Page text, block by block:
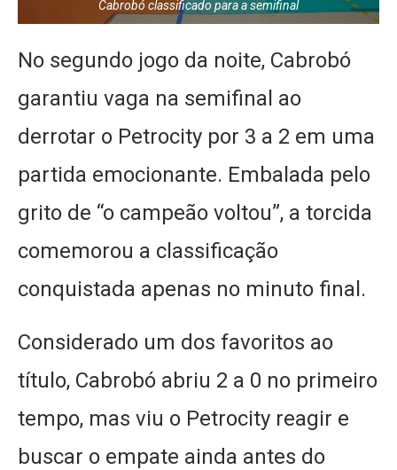
Cabrobó classificado para a semifinal
No segundo jogo da noite, Cabrobó
garantiu vaga na semifinal ao
derrotar o Petrocity por 3 a 2 em uma
partida emocionante. Embalada pelo
grito de “o campeão voltou”, a torcida
comemorou a classificação
conquistada apenas no minuto final.
Considerado um dos favoritos ao
título, Cabrobó abriu 2 a 0 no primeiro
tempo, mas viu o Petrocity reagir e
buscar o empate ainda antes do